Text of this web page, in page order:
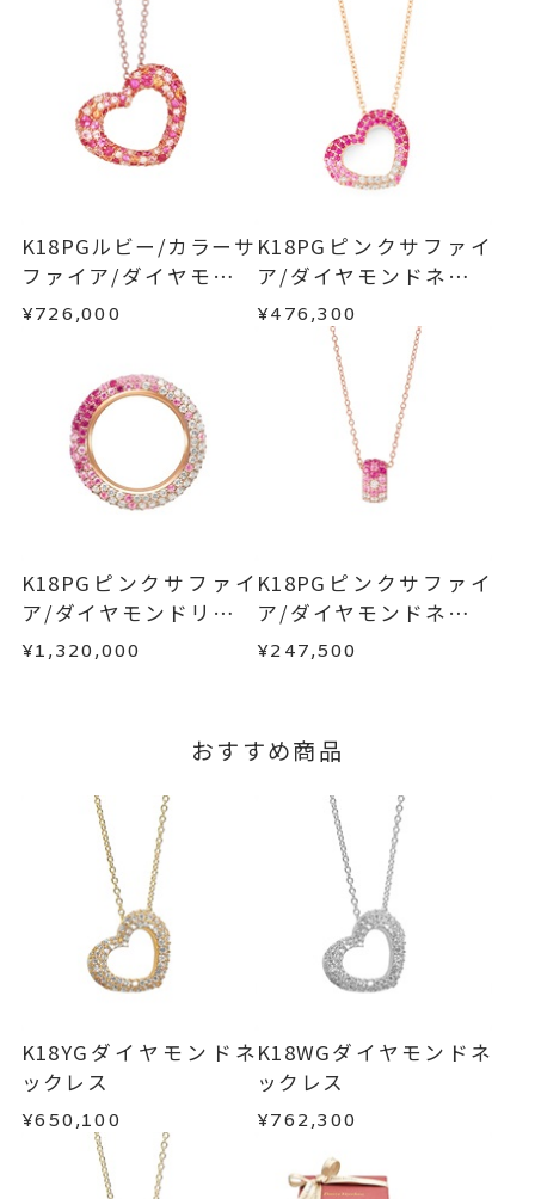
チェーン全長(取り外し不可) 40c
m
トップ 縦：約18.5mm 横：約2
3.5mm 厚さ：約5.5mm
サファイアネックレス、
ダイヤモンドネックレス、
K18PGネックレス、
パヴェネックレス
ハートネックレス、
カラーストーンネックレス
刻印サービス対象商品
※刻印をお入れする場合は、プラ
※連休等の都合上、通常よりお時
す。
刻印字体
文字タイプA、文字タイプB、文字
タイプCよりお選びいただけま
例：金曜日17時までのご注文→翌週火曜日までに
発送いたします。
■お届け目安が「約1ヶ月半以内～」の商品
ご注文いただいてから在庫状況を確認いたしま
・在庫のご用意ができる場合： 約1週間～1ヶ月以
内を目安に発送いたします。
・受注生産となる場合： 商品ページに記載のある
目安日数を頂戴し、一から製作いたします。
※お急ぎの方はご注文前にお問い合わせくださ
い。事前に現在の納期状況を確認いたします。
お届け予定日はご注文から2営業日以内にメールに
ンセルを承ります。
メンバーシップ未登録のお客さまは、お問い合
わせフォームよりご連絡ください。
返品・交換以下の場合、商品の返品・交換・返金
・受注生産の商品
・お客さまのお手元で傷や汚れが発生した商品
・到着後ご連絡無く7日以上経過した商品
・刻印をお入れした商品
・販売期間が限定されている商品
・過度な交換・返品を繰り返している場合
商品の品質には万全を期しておりますが、万が一
不良品の場合、またはご注文のお品と異なる場合
は、早急に商品を交換させていただきます。
はお問い合わせフォームよりご連絡ください。
この場合の返送料は弊社にて負担いたしますの
で、着払いにてご返送ください。
詳細はこちら
K18PGルビー/カラーサ
ファイア/ダイヤモンド
ネックレス
¥726,000
K18PGピンクサファイ
ア/ダイヤモンドネック
レス
¥476,300
K18PGピンクサファイ
ア/ダイヤモンドリング
(エテルノ)
¥1,320,000
K18PGピンクサファイ
ア/ダイヤモンドネック
レス
¥247,500
おすすめ商品
K18YGダイヤモンドネ
ックレス
¥650,100
K18WGダイヤモンドネ
ックレス
¥762,300